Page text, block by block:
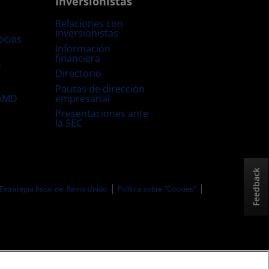
Relaciones con
Inversionistas
Información
financiera
Directorio
Pautas de dirección
empresarial
Presentaciones ante
la SEC
Estrategia fiscal del Reino Unido
Política sobre “Cookies”
Feedback